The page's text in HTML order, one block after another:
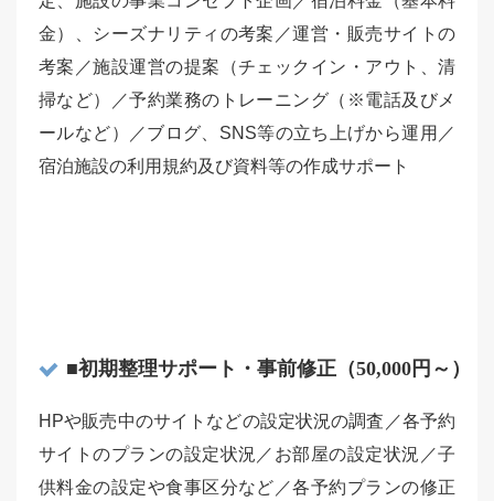
金）、シーズナリティの考案／運営・販売サイトの
考案／施設運営の提案（チェックイン・アウト、清
掃など）／予約業務のトレーニング（※電話及びメ
ールなど）／ブログ、SNS等の立ち上げから運用／
宿泊施設の利用規約及び資料等の作成サポート
■初期整理サポート・事前修正（50,000円～）
HPや販売中のサイトなどの設定状況の調査／各予約
サイトのプランの設定状況／お部屋の設定状況／子
供料金の設定や食事区分など／各予約プランの修正